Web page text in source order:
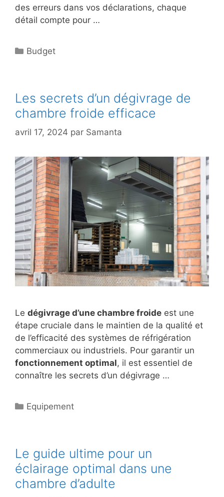
des erreurs dans vos déclarations, chaque
détail compte pour …
Catégories
Budget
Les secrets d’un dégivrage de
chambre froide efficace
avril 17, 2024 par Samanta
Le dégivrage d’une chambre froide est une
étape cruciale dans le maintien de la qualité et
de l’efficacité des systèmes de réfrigération
commerciaux ou industriels. Pour garantir un
fonctionnement optimal, il est essentiel de
connaître les secrets d’un dégivrage …
Catégories
Equipement
Le guide ultime pour un
éclairage optimal dans une
chambre d’adulte